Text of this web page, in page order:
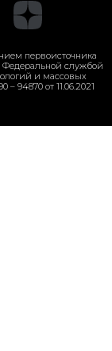
первоисточника
Федеральной службой
и массовых
94870 от 11.06.2021